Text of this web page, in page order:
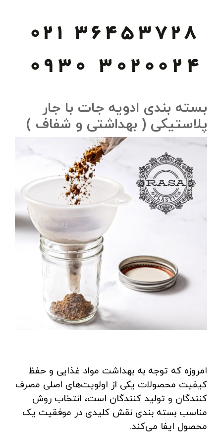
بسته بندی ادویه‌ جات با جار
پلاستیکی ( بهداشتی و شفاف )
امروزه که توجه به بهداشت مواد غذایی و حفظ
کیفیت محصولات یکی از اولویت‌های اصلی مصرف
‌کنندگان و تولید کنندگان است، انتخاب روش
مناسب بسته‌ بندی نقش کلیدی در موفقیت یک
محصول ایفا می‌کند.